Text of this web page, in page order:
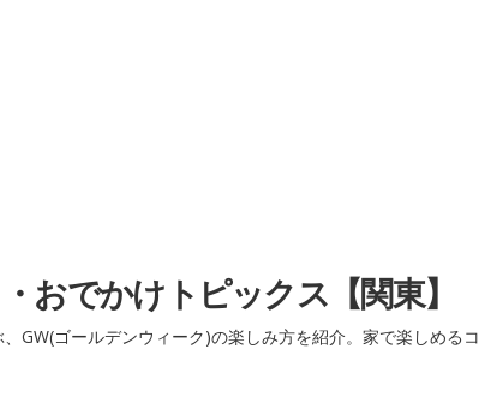
おでかけトピックス【関東】
GW(ゴールデンウィーク)の楽しみ方を紹介。家で楽しめるコ